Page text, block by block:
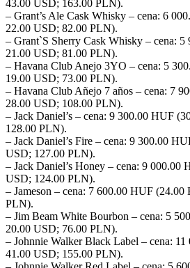
43.00 USD; 163.00 PLN).
– Grant’s Ale Cask Whisky – cena: 6
22.00 USD; 82.00 PLN).
– Grant`S Sherry Cask Whisky – cena:
21.00 USD; 81.00 PLN).
– Havana Club Anejo 3YO – cena: 5
19.00 USD; 73.00 PLN).
– Havana Club Añejo 7 años – cena: 7
28.00 USD; 108.00 PLN).
– Jack Daniel’s – cena: 9 300.00 HUF
128.00 PLN).
– Jack Daniel’s Fire – cena: 9 300.00
USD; 127.00 PLN).
– Jack Daniel’s Honey – cena: 9 000.00
USD; 124.00 PLN).
– Jameson – cena: 7 600.00 HUF
PLN).
– Jim Beam White Bourbon – cena: 5
20.00 USD; 76.00 PLN).
– Johnnie Walker Black Label – cena:
41.00 USD; 155.00 PLN).